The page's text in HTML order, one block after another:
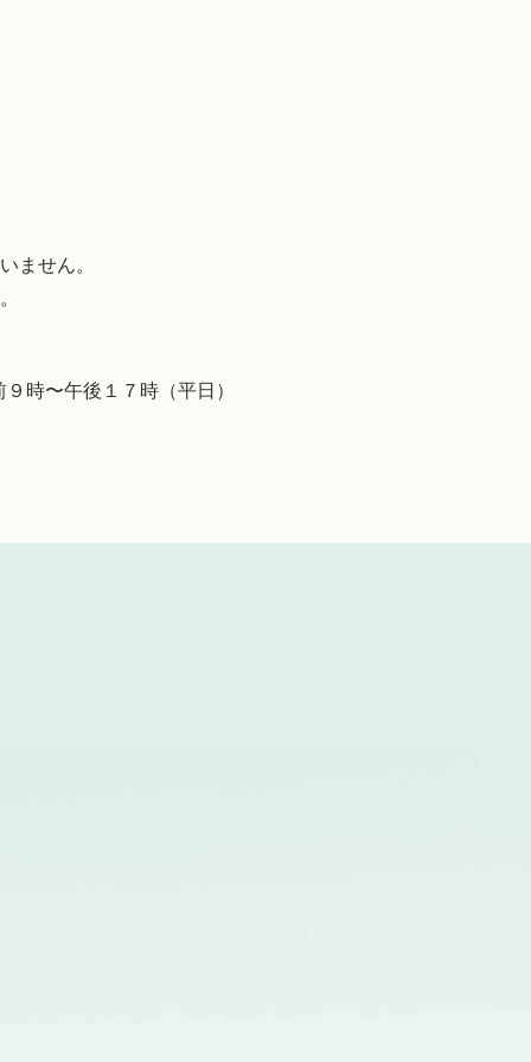
ません。
時〜午後１７時（平日）